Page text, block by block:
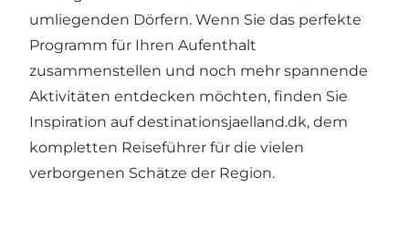
umliegenden Dörfern. Wenn Sie das perfekte
Programm für Ihren Aufenthalt
zusammenstellen und noch mehr spannende
Aktivitäten entdecken möchten, finden Sie
Inspiration auf destinationsjaelland.dk, dem
kompletten Reiseführer für die vielen
verborgenen Schätze der Region.